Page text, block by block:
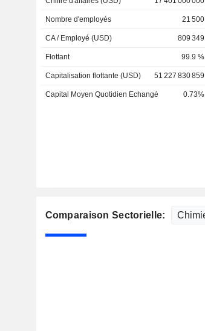
Nombre d'employés 21 500
CA / Employé (USD) 809 349
Flottant 99.9 %
Capitalisation flottante (USD) 51 227 830 859
Capital Moyen Quotidien Echangé 0.73%
Comparaison Sectorielle: